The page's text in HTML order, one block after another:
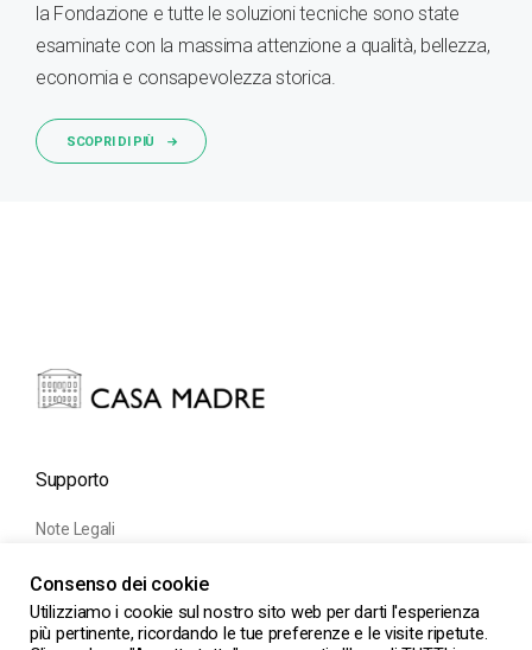
la Fondazione e tutte le soluzioni tecniche sono state
esaminate con la massima attenzione a qualità, bellezza,
economia e consapevolezza storica.
SCOPRI DI PIÙ
Supporto
Note Legali
Come raggiungere Cabella
Consenso dei cookie
Utilizziamo i cookie sul nostro sito web per darti l'esperienza
più pertinente, ricordando le tue preferenze e le visite ripetute.